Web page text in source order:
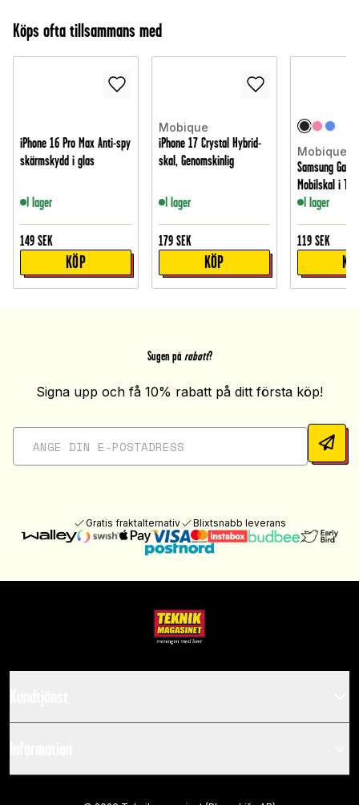
Köps ofta tillsammans med
iPhone 16 Pro Max Anti-spy
skärmskydd i glas
I lager
149 SEK
KÖP
Mobique
iPhone 17 Crystal Hybrid-
skal, Genomskinlig
I lager
179 SEK
KÖP
Mobique
Samsung
Mobilskal i
I lager
119 SEK
Sugen på rabatt?
Signa upp och få 10% rabatt på ditt första köp!
Gratis fraktalternativ Blixtsnabb leverans